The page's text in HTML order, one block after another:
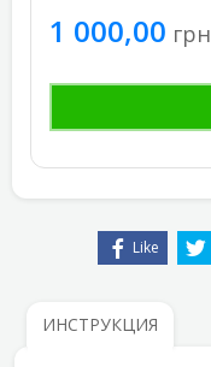
1 000,00 грн
Like
ИНСТРУКЦИЯ